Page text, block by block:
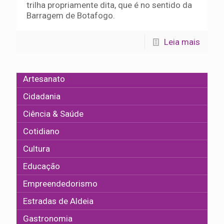
trilha propriamente dita, que é no sentido da
Barragem de Botafogo.
Leia mais
Artesanato
Cidadania
Ciência & Saúde
Cotidiano
Cultura
Educação
Empreendedorismo
Estradas de Aldeia
Gastronomia